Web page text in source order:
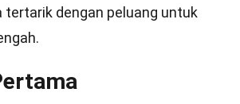
tertarik dengan peluang untuk